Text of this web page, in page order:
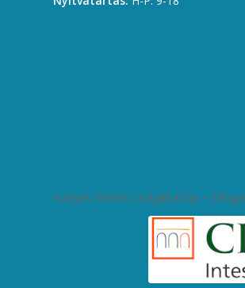
Kártyás fizetés szolgáltatója –